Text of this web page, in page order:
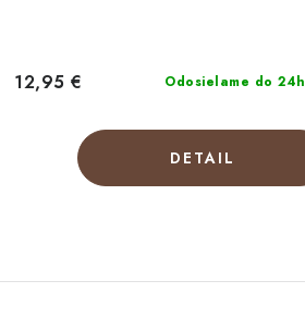
Odosielame do 24h
12,95 €
DETAIL